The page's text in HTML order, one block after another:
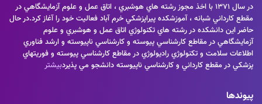
در سال 1371 با اخذ مجوز رشته هاي هوشبري ، اتاق عمل و علوم آزمايشگاهي در
مقطع كارداني شبانه ، آموزشكده پيراپزشكي خرم آباد فعاليت خود را آغاز كرد.در حال
حاضر اين دانشكده در رشته هاي تكنولوژي اتاق عمل و هوشبري و علوم
آزمايشگاهي در مقاطع كارشناسي پيوسته و كارشناسي ناپيوسته و ارشد فناوري
اطلاعات سلامت و تكنولوژي راديولوژي در مقاطع كارشناسي پيوسته و فوريتهاي
پزشكي در مقطع كارداني و كارشناسي ناپيوسته دانشجو مي پذيردبیشتر
پیوندها